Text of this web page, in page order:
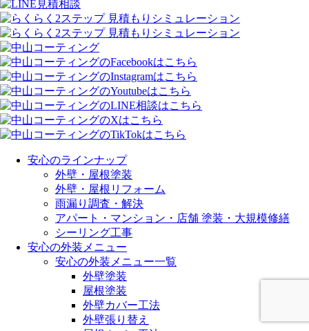
安心のラインナップ
外壁・屋根塗装
外壁・屋根リフォーム
雨漏り調査・解決
アパート・マンション・店舗 塗装・大規模修繕
シーリング工事
安心の外装メニュー
安心の外装メニュー一覧
外壁塗装
屋根塗装
外壁カバー工法
外壁張り替え